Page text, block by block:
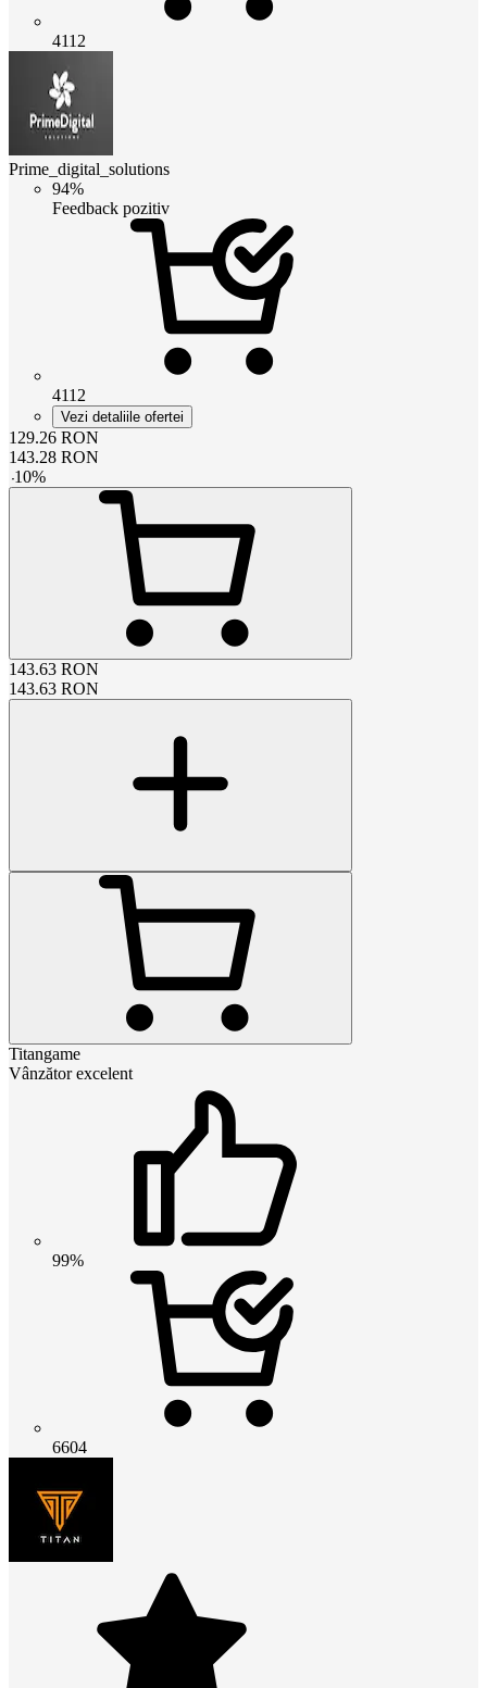
4112
Prime_digital_solutions
94%
Feedback pozitiv
4112
Vezi detaliile ofertei
129.26 RON
143.28 RON
-10%
143.63 RON
143.63 RON
Titangame
Vânzător excelent
99%
6604